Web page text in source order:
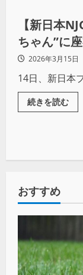
【新日本
ちゃん”に
ベスト8進出
2026年3月15日
14日、新日本
続きを読む
おすすめ